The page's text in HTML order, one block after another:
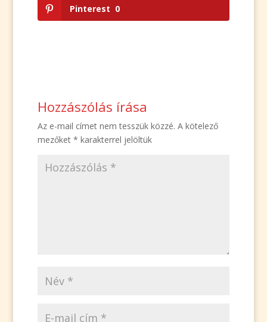
Pinterest 0
Hozzászólás írása
Az e-mail címet nem tesszük közzé. A kötelező
mezőket * karakterrel jelöltük